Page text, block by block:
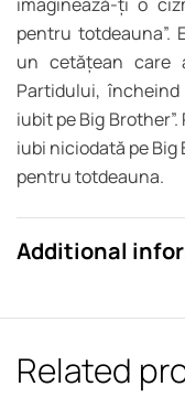
imaginează-ți o
pentru totdeauna”.
un cetățean care
Partidului,
iubit pe Big
iubi niciodată pe Big
pentru totdeauna.
Additional
Related